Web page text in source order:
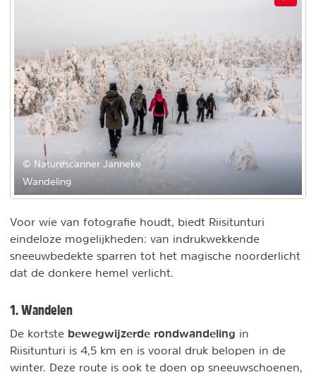
© Naturescanner Janneke
Wandeling
Voor wie van fotografie houdt, biedt Riisitunturi
eindeloze mogelijkheden: van indrukwekkende
sneeuwbedekte sparren tot het magische noorderlicht
dat de donkere hemel verlicht.
1. Wandelen
De kortste bewegwijzerde rondwandeling in
Riisitunturi is 4,5 km en is vooral druk belopen in de
winter. Deze route is ook te doen op sneeuwschoenen,